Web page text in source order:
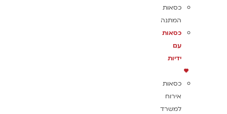
כסאות
המתנה
כסאות
עם
ידיות
כסאות
אירוח
למשרד